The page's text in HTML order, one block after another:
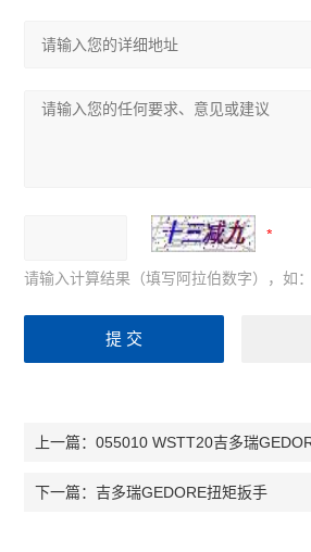
请输入计算结果（填写阿拉伯数字），如
上一篇：055010 WSTT20吉多瑞GEDORE螺
下一篇： 吉多瑞GEDORE扭矩扳手